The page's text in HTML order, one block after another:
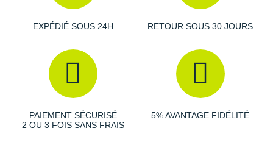
EXPÉDIÉ SOUS 24H RETOUR SOUS 30 JOURS
PAIEMENT SÉCURISÉ
2 OU 3 FOIS SANS FRAIS
5% AVANTAGE FIDÉLITÉ